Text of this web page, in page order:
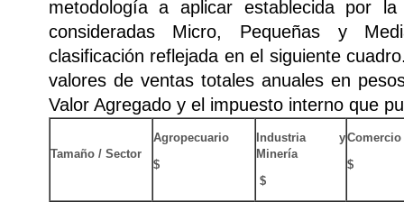
metodología a aplicar establecida por
consideradas Micro, Pequeñas y
clasificación reflejada en el siguiente
valores de ventas totales anuales en
Valor Agregado y el impuesto interno que
Tamaño / Sector
Agropecuario
$
Industria y
Minería
$
Comercio
$